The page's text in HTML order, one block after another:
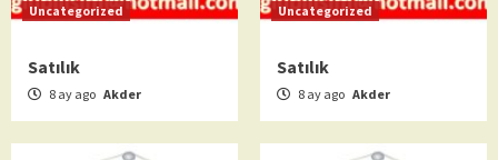
Uncategorized
Satılık
8 ay ago Akder
Uncategorized
Satılık
8 ay ago Akder